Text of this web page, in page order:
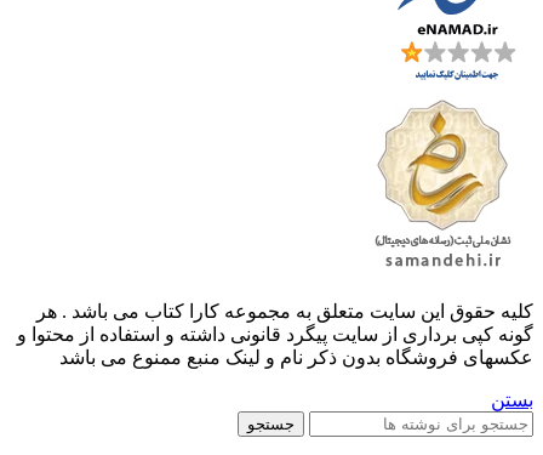
کليه حقوق اين سايت متعلق به مجموعه کارا کتاب می باشد . هر
گونه کپی برداری از سایت پیگرد قانونی داشته و استفاده از محتوا و
عکسهای فروشگاه بدون ذکر نام و لینک منبع ممنوع می باشد
بستن
جستجو